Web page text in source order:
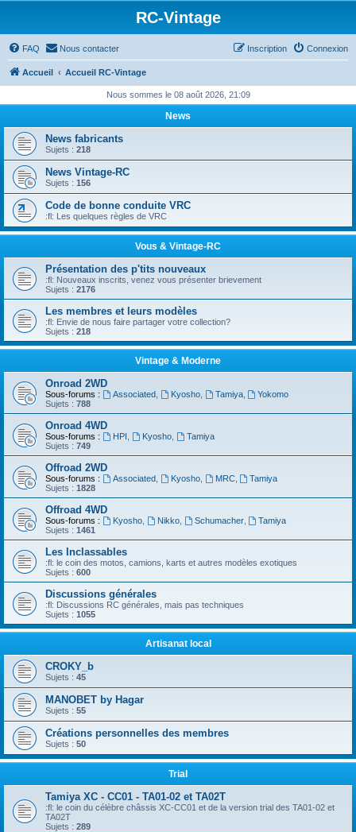
RC-Vintage
FAQ Nous contacter Connexion
Inscription
Accueil Accueil RC-Vintage
Nous sommes le 08 août 2026, 21:09
News
News fabricants
Sujets : 218
News Vintage-RC
Sujets : 156
Code de bonne conduite VRC
:fl: Les quelques règles de VRC
Vous & Vintage-RC
Présentation des p'tits nouveaux
:fl: Nouveaux inscrits, venez vous présenter brievement
Sujets : 2176
Les membres et leurs modèles
:fl: Envie de nous faire partager votre collection?
Sujets : 218
Vintage & Moderne
Onroad 2WD
Sous-forums : Associated, Kyosho, Tamiya,
Yokomo
Sujets : 788
Onroad 4WD
Sous-forums : HPI Kyosho,
Tamiya
Sujets : 749
Offroad 2WD
Sous-forums : Associated, Kyosho, MRC,
Tamiya
Sujets : 1828
Offroad 4WD
Sous-forums : Kyosho, Nikko, Schumacher,
Tamiya
Sujets : 1461
Les Inclassables
:fl: le coin des motos, camions, karts et autres modèles exotiques
Sujets : 600
Discussions générales
:fl: Discussions RC générales, mais pas techniques
Sujets : 1055
Artisanat local
CROKY_b
Sujets : 45
MANOBET by Hagar
Sujets : 55
Créations personnelles des membres
Sujets : 50
Trial
Tamiya XC - CC01 - TA01-02 et TA02T
:fl: le coin du célèbre châssis XC-CC01 et de la version trial des TA01-02 et
TA02T
Sujets : 289